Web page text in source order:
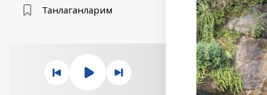
Танлаганларим